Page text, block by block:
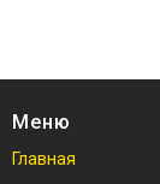
Меню
Главная